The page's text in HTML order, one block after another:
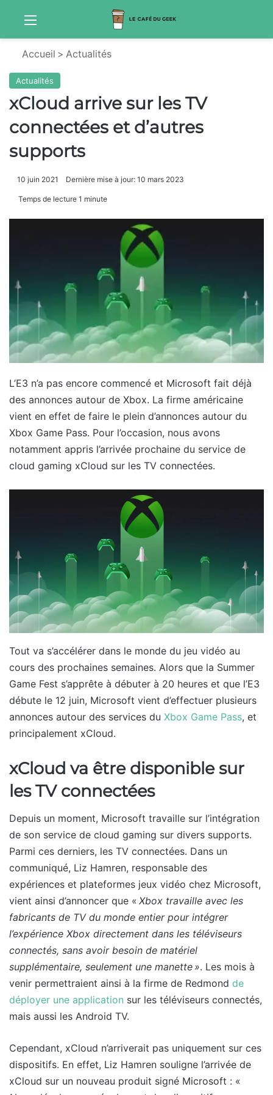
Menu
Accueil > Actualités
Actualités
xCloud arrive sur les TV
connectées et d’autres
supports
10 juin 2021 Dernière mise à jour: 10 mars 2023
Temps de lecture 1 minute
L’E3 n’a pas encore commencé et Microsoft fait déjà
des annonces autour de Xbox. La firme américaine
vient en effet de faire le plein d’annonces autour du
Xbox Game Pass. Pour l’occasion, nous avons
notamment appris l’arrivée prochaine du service de
cloud gaming xCloud sur les TV connectées.
Tout va s’accélérer dans le monde du jeu vidéo au
cours des prochaines semaines. Alors que la Summer
Game Fest s’apprête à débuter à 20 heures et que l’E3
débute le 12 juin, Microsoft vient d’effectuer plusieurs
annonces autour des services du Xbox Game Pass, et
principalement xCloud.
xCloud va être disponible sur
les TV connectées
Depuis un moment, Microsoft travaille sur l’intégration
de son service de cloud gaming sur divers supports.
Parmi ces derniers, les TV connectées. Dans un
communiqué, Liz Hamren, responsable des
expériences et plateformes jeux vidéo chez Microsoft,
vient ainsi d’annoncer que « Xbox travaille avec les
fabricants de TV du monde entier pour intégrer
l’expérience Xbox directement dans les téléviseurs
connectés, sans avoir besoin de matériel
supplémentaire, seulement une manette ». Les mois à
venir permettraient ainsi à la firme de Redmond de
déployer une application sur les téléviseurs connectés,
mais aussi les Android TV.
Cependant, xCloud n’arriverait pas uniquement sur ces
dispositifs. En effet, Liz Hamren souligne l’arrivée de
xCloud sur un nouveau produit signé Microsoft : «